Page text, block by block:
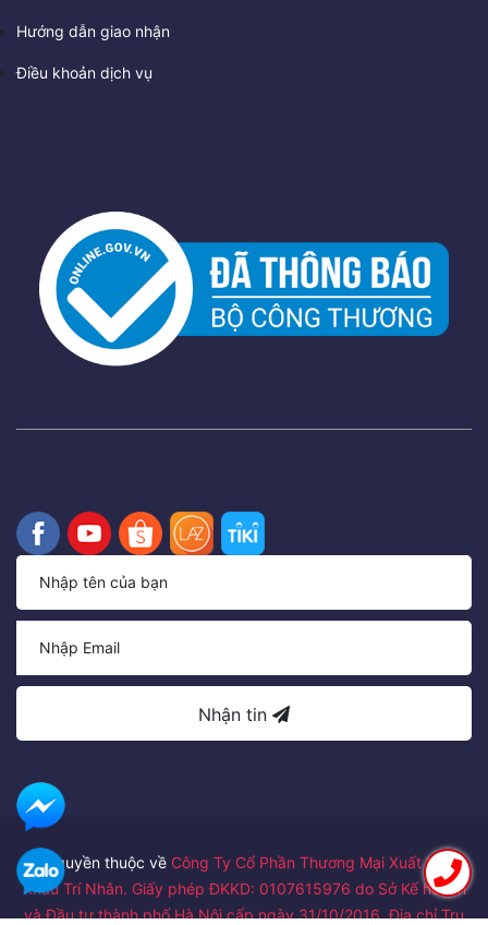
Hướng dẫn giao nhận
Điều khoản dịch vụ
Nhận tin
Bản quyền thuộc về Công Ty Cổ Phần Thương Mại Xuất Nhập
Khẩu Trí Nhân. Giấy phép ĐKKD: 0107615976 do Sở Kế hoạch
và Đầu tư thành phố Hà Nội cấp ngày 31/10/2016. Địa chỉ Trụ